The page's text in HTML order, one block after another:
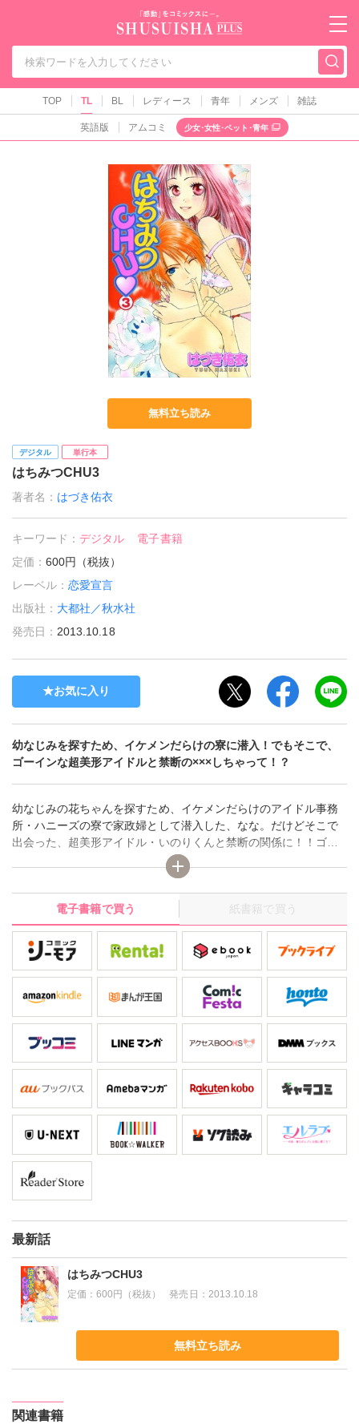
秋水社PLUS（テ
TOP TL BL レディース 青年 メンズ 雑誌
英語版 アムコミ 少女･女性･ペット･青年
無料立ち読み
デジタル 単行本
はちみつCHU3
著者名： はづき佑衣
キーワード：デジタル
電子書籍
定価：600円（税抜）
レーベル：恋愛宣言
出版社： 大都社／秋水社
発売日： 2013.10.18
お気に入り
幼なじみを探すため、イケメンだらけの寮に潜入！でもそこで、
ゴーインな超美形アイドルと禁断の×××しちゃって！？
幼なじみの花ちゃんを探すため、イケメンだらけのアイドル事務
所・ハニーズの寮で家政婦として潜入した、なな。だけどそこで
出会った、超美形アイドル・いのりくんと禁断の関係に！！ゴー
インな彼に、夜ごと熱く迫られて大興奮★アイドルとないしょの
恋人ライフ、いったいどうなるの！？
電子書籍で買う 紙書籍で買う
最新話
はちみつCHU3
定価：600円（税抜） 発売日： 2013.10.18
無料立ち読み
関連書籍